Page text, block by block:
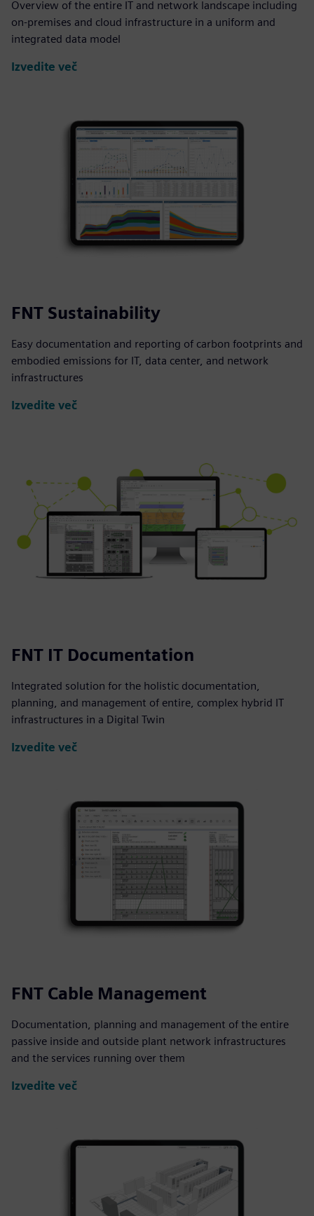
Overview of the entire IT and network landscape including
on-premises and cloud infrastructure in a uniform and
integrated data model
Izvedite več
FNT Sustainability
Easy documentation and reporting of carbon footprints and
embodied emissions for IT, data center, and network
infrastructures
Izvedite več
FNT IT Documentation
Integrated solution for the holistic documentation,
planning, and management of entire, complex hybrid IT
infrastructures in a Digital Twin
Izvedite več
FNT Cable Management
Documentation, planning and management of the entire
passive inside and outside plant network infrastructures
and the services running over them
Izvedite več